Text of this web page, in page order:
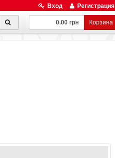
Вход Регистрация
0.00 грн Корзина